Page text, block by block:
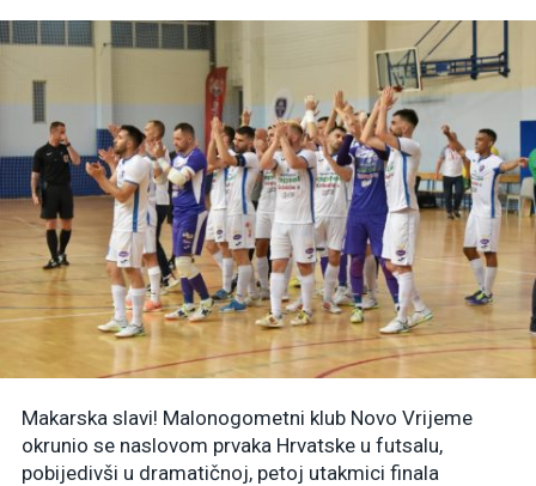
Makarska slavi! Malonogometni klub Novo Vrijeme
okrunio se naslovom prvaka Hrvatske u futsalu,
pobijedivši u dramatičnoj, petoj utakmici finala